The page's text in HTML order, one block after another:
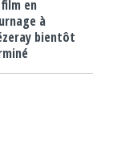
film en
à
bientôt